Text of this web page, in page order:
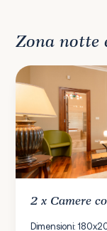
Zona notte
2 x Camere
Dimensioni: